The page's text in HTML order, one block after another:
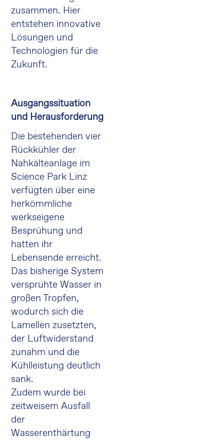
zusammen. Hier
entstehen innovative
Lösungen und
Technologien für die
Zukunft.
Ausgangssituation
und Herausforderung
Die bestehenden vier
Rückkühler der
Nahkälteanlage im
Science Park Linz
verfügten über eine
herkömmliche
werkseigene
Besprühung und
hatten ihr
Lebensende erreicht.
Das bisherige System
versprühte Wasser in
großen Tropfen,
wodurch sich die
Lamellen zusetzten,
der Luftwiderstand
zunahm und die
Kühlleistung deutlich
sank.
Zudem wurde bei
zeitweisem Ausfall
der
Wasserenthärtung